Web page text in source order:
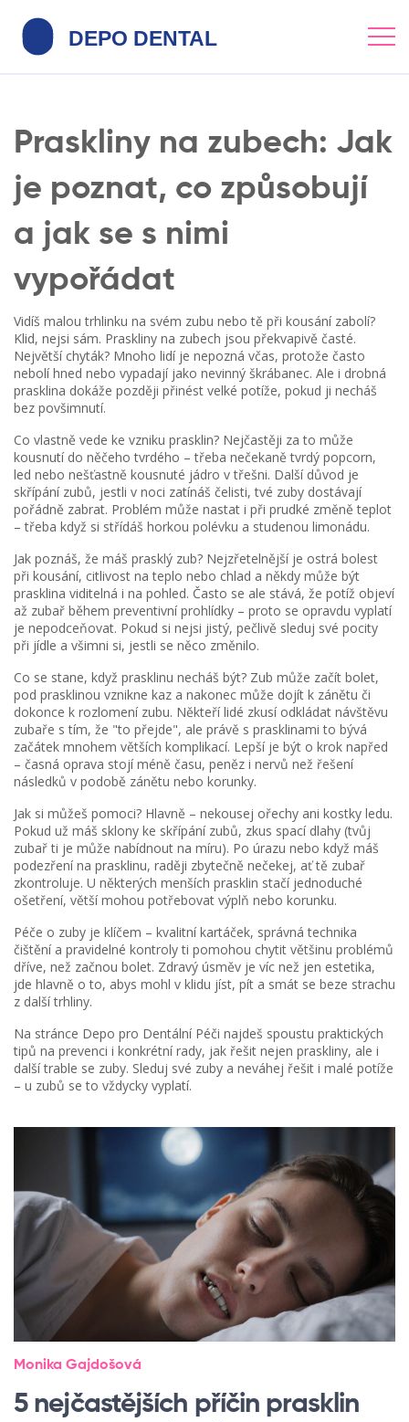
Praskliny na zubech: Jak
je poznat, co způsobují
a jak se s nimi
vypořádat
Vidíš malou trhlinku na svém zubu nebo tě při kousání zabolí?
Klid, nejsi sám. Praskliny na zubech jsou překvapivě časté.
Největší chyták? Mnoho lidí je nepozná včas, protože často
nebolí hned nebo vypadají jako nevinný škrábanec. Ale i drobná
prasklina dokáže později přinést velké potíže, pokud ji necháš
bez povšimnutí.
Co vlastně vede ke vzniku prasklin? Nejčastěji za to může
kousnutí do něčeho tvrdého – třeba nečekaně tvrdý popcorn,
led nebo nešťastně kousnuté jádro v třešni. Další důvod je
skřípání zubů, jestli v noci zatínáš čelisti, tvé zuby dostávají
pořádně zabrat. Problém může nastat i při prudké změně teplot
– třeba když si střídáš horkou polévku a studenou limonádu.
Jak poznáš, že máš prasklý zub? Nejzřetelnější je ostrá bolest
při kousání, citlivost na teplo nebo chlad a někdy může být
prasklina viditelná i na pohled. Často se ale stává, že potíž objeví
až zubař během preventivní prohlídky – proto se opravdu vyplatí
je nepodceňovat. Pokud si nejsi jistý, pečlivě sleduj své pocity
při jídle a všimni si, jestli se něco změnilo.
Co se stane, když prasklinu necháš být? Zub může začít bolet,
pod prasklinou vznikne kaz a nakonec může dojít k zánětu či
dokonce k rozlomení zubu. Někteří lidé zkusí odkládat návštěvu
zubaře s tím, že "to přejde", ale právě s prasklinami to bývá
začátek mnohem větších komplikací. Lepší je být o krok napřed
– časná oprava stojí méně času, peněz i nervů než řešení
následků v podobě zánětu nebo korunky.
Jak si můžeš pomoci? Hlavně – nekousej ořechy ani kostky ledu.
Pokud už máš sklony ke skřípání zubů, zkus spací dlahy (tvůj
zubař ti je může nabídnout na míru). Po úrazu nebo když máš
podezření na prasklinu, raději zbytečně nečekej, ať tě zubař
zkontroluje. U některých menších prasklin stačí jednoduché
ošetření, větší mohou potřebovat výplň nebo korunku.
Péče o zuby je klíčem – kvalitní kartáček, správná technika
čištění a pravidelné kontroly ti pomohou chytit většinu problémů
dříve, než začnou bolet. Zdravý úsměv je víc než jen estetika,
jde hlavně o to, abys mohl v klidu jíst, pít a smát se beze strachu
z další trhliny.
Na stránce Depo pro Dentální Péči najdeš spoustu praktických
tipů na prevenci i konkrétní rady, jak řešit nejen praskliny, ale i
další trable se zuby. Sleduj své zuby a neváhej řešit i malé potíže
– u zubů se to vždycky vyplatí.
Monika Gajdošová
5 nejčastějších příčin prasklin